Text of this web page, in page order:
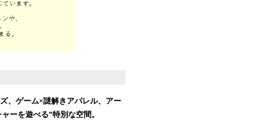
、ゲーム×謎解きアパレル、アー
ーを遊べる”特別な空間。